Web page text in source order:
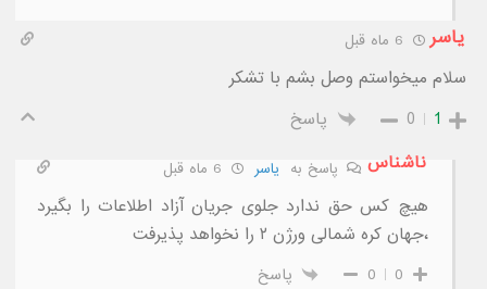
یاسر
سلام میخواستم وصل بشم با تشکر
1
0
پاسخ
ناشناس
پاسخ به یاسر
هیچ کس حق ندارد جلوی جریان آزاد اطلاعات را بگیرد
،جهان کره شمالی ورژن ۲ را نخواهد پذیرفت
0
0 پاسخ